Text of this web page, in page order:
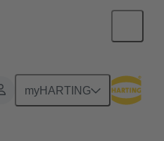
myHARTING